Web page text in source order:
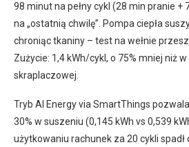
98 minut na pełny cykl (28 min pranie +
na „ostatnią chwilę”. Pompa ciepła
chroniąc tkaniny – test na wełnie
Zużycie: 1,4 kWh/cykl, o 75% mniej niż
skraplaczowej.
Tryb AI Energy via SmartThings
30% w suszeniu (0,145 kWh vs 0,539
użytkowaniu rachunek za 20 cykli spadł